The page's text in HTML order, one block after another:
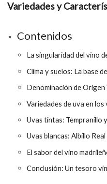
Variedades y
Contenidos
La singularidad del vino
Clima y suelos: La base
Denominación de
Variedades de uva en
Uvas tintas: Tempranillo
Uvas blancas: Albillo
El sabor del vino
Conclusión: Un tesoro